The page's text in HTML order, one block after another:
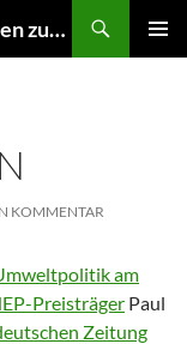
Pydna im Hunsrück: von Atomraketen zur NATURE ONE
KOMMENTAR
am
Preisträger Paul
Zeitung